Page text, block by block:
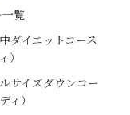
一覧
ダイエットコース
）
サイズダウンコー
ィ）